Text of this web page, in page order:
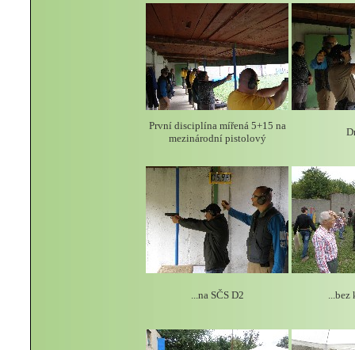
První disciplína mířená 5+15 na
mezinárodní pistolový
...na SČS D2 ...bez